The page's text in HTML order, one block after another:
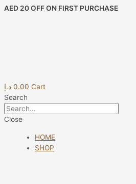
Skip
AED 20 OFF ON FIRST PURCHASE
0.00 د.إ
Cart
Search
Close
HOME
SHOP
Post